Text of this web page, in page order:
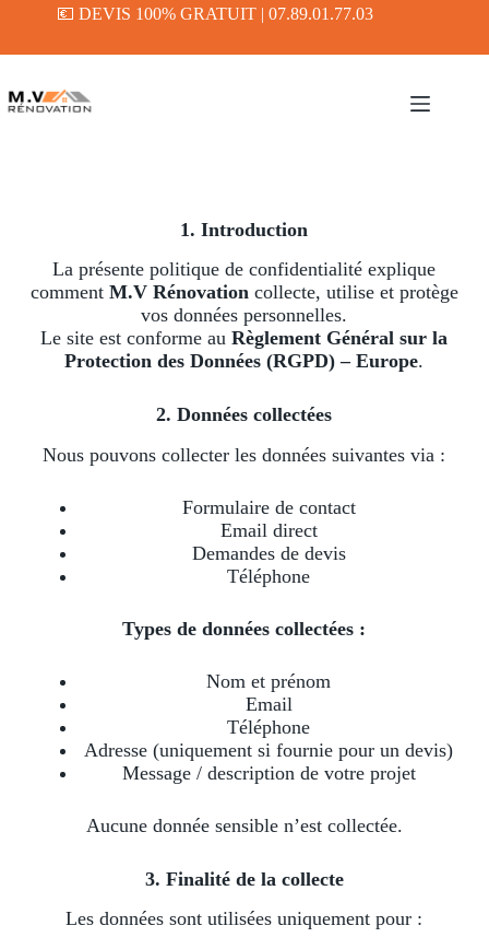
💶 DEVIS 100% GRATUIT | 07.89.01.77.03
1. Introduction
La présente politique de confidentialité explique
comment M.V Rénovationcollecte, utilise et protège
vos données personnelles.
Le site est conforme auRèglement Général sur la
Protection des Données (RGPD) – Europe.
2. Données collectées
Nous pouvons collecter les données suivantes via :
Formulaire de contact
Email direct
Demandes de devis
Téléphone
Types de données collectées :
Nom et prénom
Email
Téléphone
Adresse (uniquement si fournie pour un devis)
Message / description de votre projet
Aucune donnée sensible n’est collectée.
3. Finalité de la collecte
Les données sont utilisées uniquement pour :